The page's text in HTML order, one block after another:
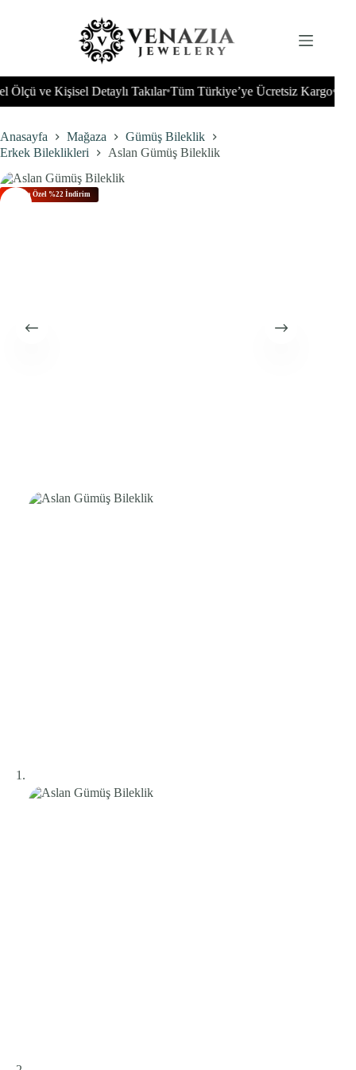
ve Kişisel Detaylı Takılar•Tüm Türkiye’ye Ücretsiz Kargo•Tüm
Anasayfa Mağaza
Gümüş Bileklik
Erkek Bileklikleri
Aslan Gümüş Bileklik
Bu Aya Özel %22 İndirim